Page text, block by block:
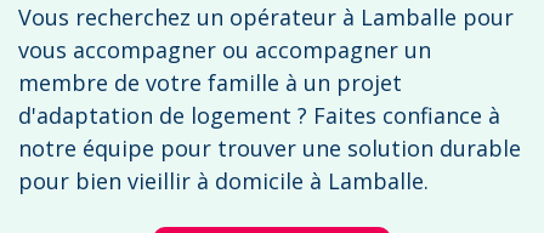
Vous recherchez un opérateur à Lamballe pour
vous accompagner ou accompagner un
membre de votre famille à un projet
d'adaptation de logement ? Faites confiance à
notre équipe pour trouver une solution durable
pour bien vieillir à domicile à Lamballe.